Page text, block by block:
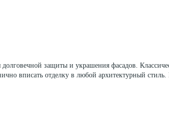
защиты и украшения фасадов.
вписать отделку в любой архитектурный